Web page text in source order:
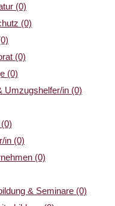
(0)
(0)
(0)
(0)
Umzugshelfer/in (0)
(0)
in (0)
(0)
& Seminare (0)